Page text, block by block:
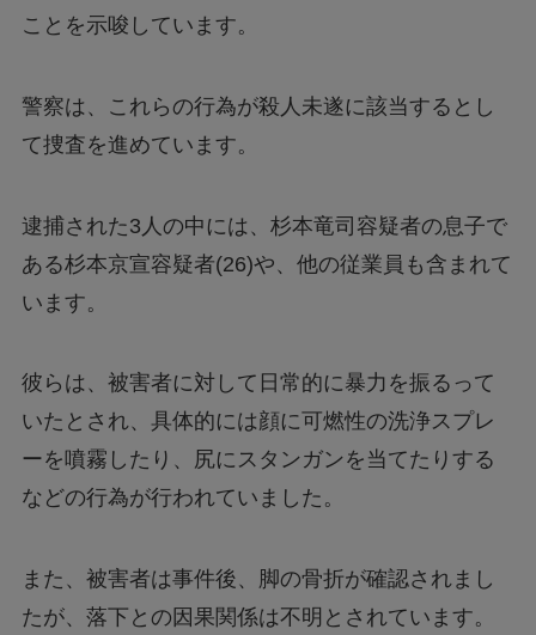
ことを示唆しています。
警察は、これらの行為が殺人未遂に該当するとし
て捜査を進めています。
逮捕された3人の中には、杉本竜司容疑者の息子で
ある杉本京宣容疑者(26)や、他の従業員も含まれて
います。
彼らは、被害者に対して日常的に暴力を振るって
いたとされ、具体的には顔に可燃性の洗浄スプレ
ーを噴霧したり、尻にスタンガンを当てたりする
などの行為が行われていました。
また、被害者は事件後、脚の骨折が確認されまし
たが、落下との因果関係は不明とされています。